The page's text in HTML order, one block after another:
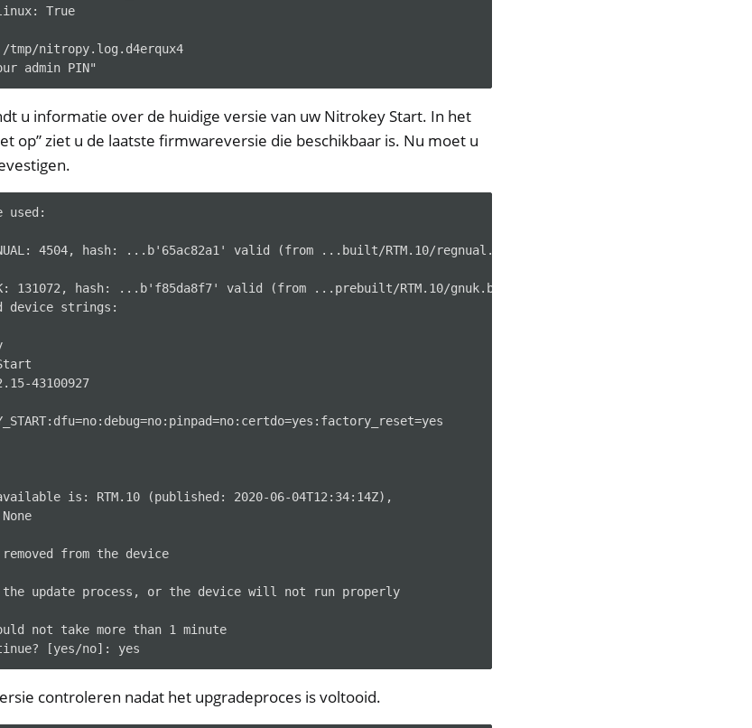
True
nitropy.log.d4erqux4
admin PIN"
u informatie over de huidige versie van uw Nitrokey Start. In het
op” ziet u de laatste firmwareversie die beschikbaar is. Nu moet u
used:
4504, hash: ...b'65ac82a1' valid (from ...built/RTM.10/regnual.bin)
131072, hash: ...b'f85da8f7' valid (from ...prebuilt/RTM.10/gnuk.bin)
device strings:
43100927
is: RTM.10 (published: 2020-06-04T12:34:14Z),
from the device
update process, or the device will not run properly
not take more than 1 minute
controleren nadat het upgradeproces is voltooid.